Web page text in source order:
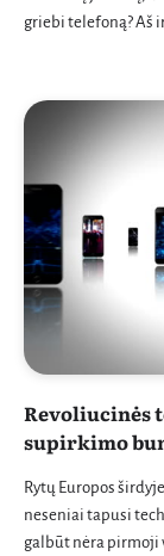
griebi telefoną? Aš
Revoliucinės
supirkimo
Rytų Europos
neseniai tapusi
galbūt nėra pirmoji